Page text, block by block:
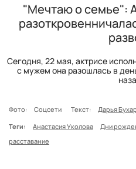
"Мечтаю о семье":
Сегодня, 22 мая, актрисе
с мужем она разошлась в
Фото: Соцсети Текст: Дарья
Теги:
Анастасия Уколова Дни
расставание